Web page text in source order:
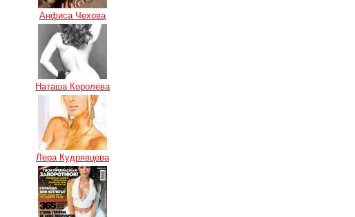
Анфиса Чехова
Наташа Королева
Лера Кудрявцева